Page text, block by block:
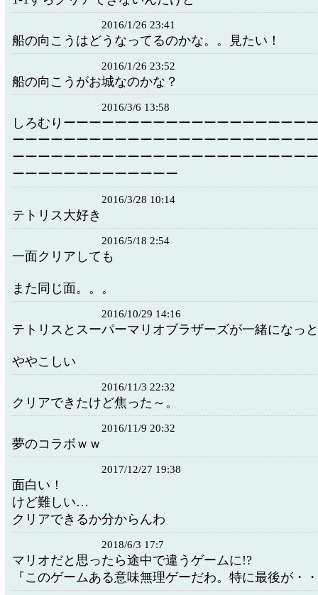
2016/1/26 23:41
船の向こうはどうなってるのかな。。見たい！
2016/1/26 23:52
船の向こうがお城なのかな？
2016/3/6 13:58
しろむりーーーーーーーーーーーーーーーーーーー
ーーーーーーーーーーーーーーーーーーーーーーー
ーーーーーーーーーーーーーーーーーーーーーーー
ーーーーーーーーーーーーー
2016/3/28 10:14
テトリス大好き
2016/5/18 2:54
一面クリアしても
また同じ面。。。
2016/10/29 14:16
テトリスとスーパーマリオブラザーズが一緒になっ
ややこしい
2016/11/3 22:32
クリアできたけど焦った～。
2016/11/9 20:32
夢のコラボｗｗ
2017/12/27 19:38
面白い！
けど難しい…
クリアできるか分からんわ
2018/6/3 17:7
マリオだと思ったら途中で違うゲームに!?
『このゲームある意味無理ゲーだわ。特に最後が・